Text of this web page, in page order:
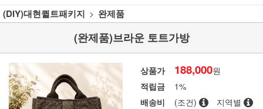
(DIY)대현퀼트패키지 완제품
(완제품)브라운 토트가방
상품가 188,000원
적립금
1%
배송비
(조건) 지역별